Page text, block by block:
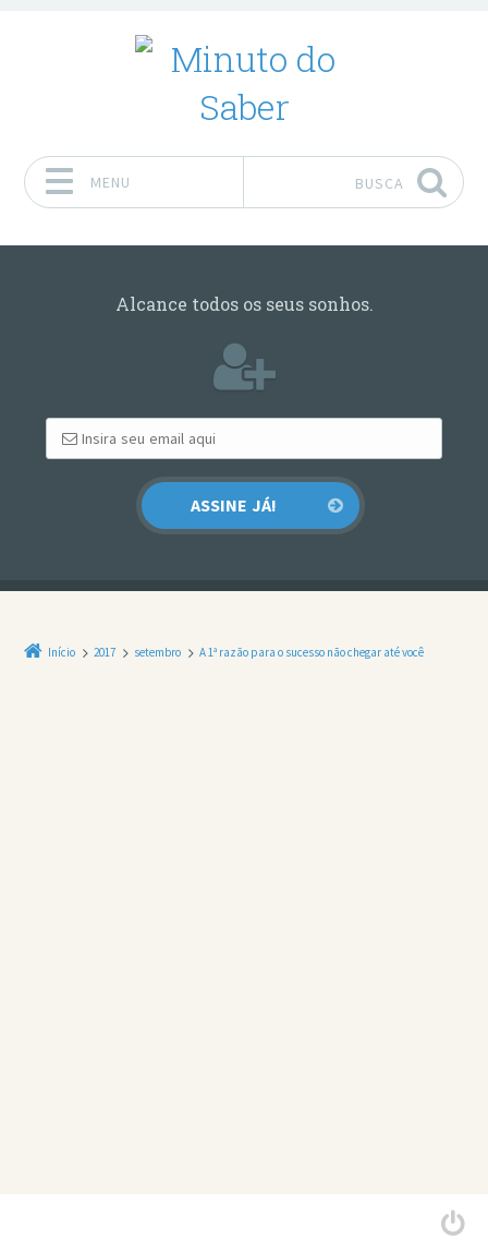
MENU BUSCA
Alcance todos os seus sonhos.
Início 2017 setembro A 1ª razão para o sucesso não chegar até você